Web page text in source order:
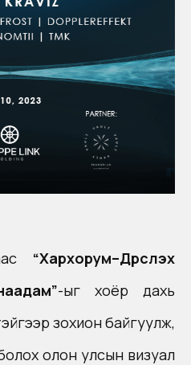
“Хархорум–Дүрслэх
-ыг хоёр дахь
зохион байгуулж,
олон улсын визуал